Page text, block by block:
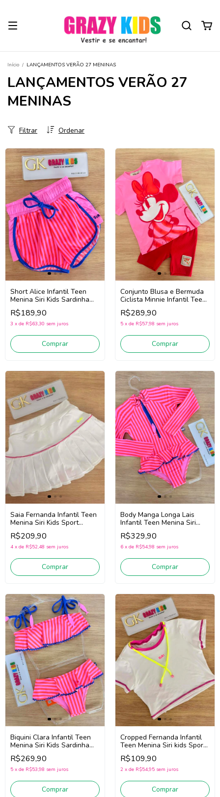
Início / LANÇAMENTOS VERÃO 27 MENINAS
LANÇAMENTOS VERÃO 27
MENINAS
Ordenar
Filtrar
Short Alice Infantil Teen
Menina Siri Kids Sardinha
43016
(Rosa/Vermelho/Azul)
R$189,90
3 x de R$63,30 sem juros
Comprar
Conjunto Blusa e Bermuda
Ciclista Minnie Infantil Teen
Menina Animé P6705
(Rosa/Vermelho)
R$289,90
5 x de R$57,98 sem juros
Comprar
Saia Fernanda Infantil Teen
Menina Siri Kids Sport
Badminton 44718 (Branco)
R$209,90
4 x de R$52,48 sem juros
Comprar
Body Manga Longa Lais
Infantil Teen Menina Siri
Kids Sardinha 43298
(Rosa/Vermelho/Azul)
R$329,90
6 x de R$54,98 sem juros
Comprar
Biquini Clara Infantil Teen
Menina Siri Kids Sardinha
43060
(Rosa/Vermelho/Azul)
R$269,90
5 x de R$53,98 sem juros
Comprar
Cropped Fernanda Infantil
Teen Menina Siri kids Sport
44788 Badminton (Branco)
R$109,90
2 x de R$54,95 sem juros
Comprar